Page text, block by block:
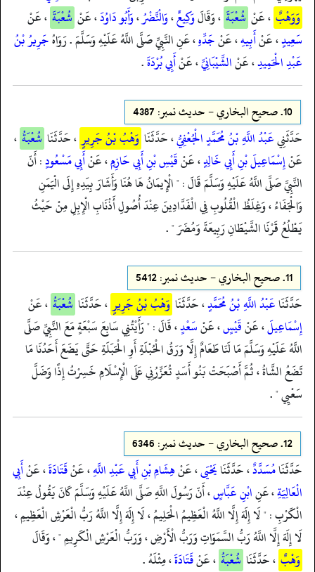
وَوَهْبٌ ، عَنْ شُعْبَةَ ، وَقَالَوَكِيعٌ،وَالْنَّضْرُ،وَأَبُو دَاوُدَ، عَنْ شُعْبَةَ ، عَنْ
سَعِيدٍ، عَنْأَبِيهِ، عَنْجَدِّهِ، عَنِ النَّبِيِّ صَلَّى اللَّهُ عَلَيْهِ وَسَلَّمَ . رَوَاهُجَرِيرُ بْنُ
عَبْدِ الْحَمِيدِ، عَنْالشَّيْبَانِيِّ، عَنْأَبِي بُرْدَةَ.
10. صحيح البخاري - حدیث نمبر: 4387
حَدَّثَنِيعَبْدُ اللَّهِ بْنُ مُحَمَّدٍ الْجُعْفِيُّ، حَدَّثَنَا وَهْبُ بْنُ جَرِيرٍ ، حَدَّثَنَا شُعْبَةُ ،
عَنْإِسْمَاعِيلَ بْنِ أَبِي خَالِدٍ، عَنْقَيْسِ بْنِ أَبِي حَازِمٍ، عَنْأَبِي مَسْعُودٍ: أَنّ
النَّبِيَّ صَلَّى اللَّهُ عَلَيْهِ وَسَلَّمَ قَالَ : " الْإِيمَانُ هَا هُنَا وَأَشَارَ بِيَدِهِ إِلَى الْيَمَنِ
وَالْجَفَاءُ ، وَغِلَظُ الْقُلُوبِ فِي الْفَدَّادِينَ عِنْدَ أُصُولِ أَذْنَابِ الْإِبِلِ مِنْ حَيْثُ
يَطْلُعُ قَرْنَا الشَّيْطَانِ رَبِيعَةَ وَمُضَرَ " .
11. صحيح البخاري - حدیث نمبر: 5412
حَدَّثَنَاعَبْدُ اللَّهِ بْنُ مُحَمَّدٍ، حَدَّثَنَا وَهْبُ بْنُ جَرِيرٍ ، حَدَّثَنَا شُعْبَةُ ، عَنْ
إِسْمَاعِيلَ، عَنْقَيْسٍ، عَنْسَعْدٍ، قَالَ : " رَأَيْتُنِي سَابِعَ سَبْعَةٍ مَعَ النَّبِيِّ صَلَّى
اللَّهُ عَلَيْهِ وَسَلَّمَ مَا لَنَا طَعَامٌ إِلَّا وَرَقُ الْحُبْلَةِ أَوِ الْحَبَلَةِ حَتَّى يَضَعَ أَحَدُنَا مَا
تَضَعُ الشَّاةُ ، ثُمَّ أَصْبَحَتْ بَنُو أَسَدٍ تُعَزِّرُنِي عَلَى الْإِسْلَامِ خَسِرْتُ إِذًا وَضَلَّ
سَعْيِي " .
12. صحيح البخاري - حدیث نمبر: 6346
حَدَّثَنَامُسَدَّدٌ، حَدَّثَنَايَحْيَى، عَنْهِشَامِ بْنِ أَبِي عَبْدِ اللَّهِ، عَنْقَتَادَةَ، عَنْأَبِي
الْعَالِيَةِ، عَنِابْنِ عَبَّاسٍ، أَنّ رَسُولَ اللَّهِ صَلَّى اللَّهُ عَلَيْهِ وَسَلَّمَ كَانَ يَقُولُ عِنْدَ
الْكَرْبِ : " لَا إِلَهَ إِلَّا اللَّهُ الْعَظِيمُ الْحَلِيمُ ، لَا إِلَهَ إِلَّا اللَّهُ رَبُّ الْعَرْشِ الْعَظِيمِ ،
لَا إِلَهَ إِلَّا اللَّهُ رَبُّ السَّمَوَاتِ وَرَبُّ الْأَرْضِ ، وَرَبُّ الْعَرْشِ الْكَرِيمِ " ، وَقَالَ
وَهْبٌ ، حَدَّثَنَا شُعْبَةُ ، عَنْقَتَادَةَ، مِثْلَهُ .